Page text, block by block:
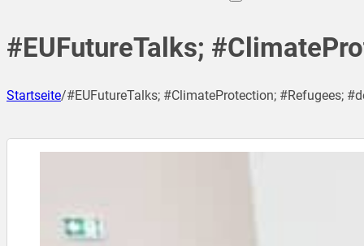
#EUFutureTalks;
Startseite/#EUFutureTalks; #ClimateProtection; #Refugees;